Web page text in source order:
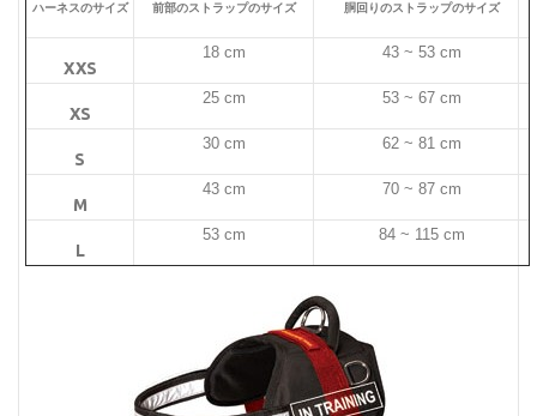
ハーネスのサイズ 前部のストラップのサイズ 胴回りのストラップのサイズ
XXS
18 cm 43 ~ 53 cm
XS
25 cm 53 ~ 67 cm
S
30 cm 62 ~ 81 cm
M
43 cm 70 ~ 87 cm
L
53 cm 84 ~ 115 cm